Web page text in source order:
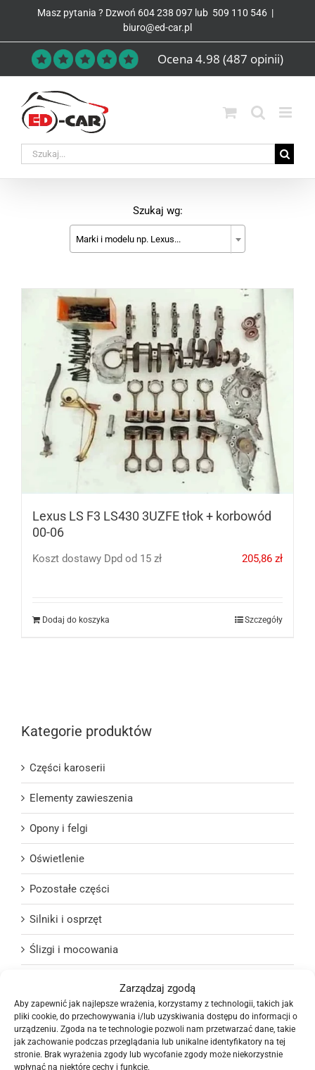
Zarządzaj zgodą
Aby zapewnić jak najlepsze wrażenia, korzystamy z technologii, takich jak
pliki cookie, do przechowywania i/lub uzyskiwania dostępu do informacji o
urządzeniu. Zgoda na te technologie pozwoli nam przetwarzać dane, takie
jak zachowanie podczas przeglądania lub unikalne identyfikatory na tej
stronie. Brak wyrażenia zgody lub wycofanie zgody może niekorzystnie
wpłynąć na niektóre cechy i funkcje.
Masz pytania ? Dzwoń 604 238 097 lub 509 110 546 |
biuro@ed-car.pl
Ocena 4.98 (487 opinii)
Szukaj wg:
Marki i modelu np. Lexus...
Lexus LS F3 LS430 3UZFE tłok + korbowód
00-06
Koszt dostawy Dpd od 15 zł 205,86 zł
Dodaj do koszyka Szczegóły
Kategorie produktów
Części karoserii
Elementy zawieszenia
Opony i felgi
Oświetlenie
Pozostałe części
Silniki i osprzęt
Ślizgi i mocowania
Układ elektryczny
Układ kierowniczy